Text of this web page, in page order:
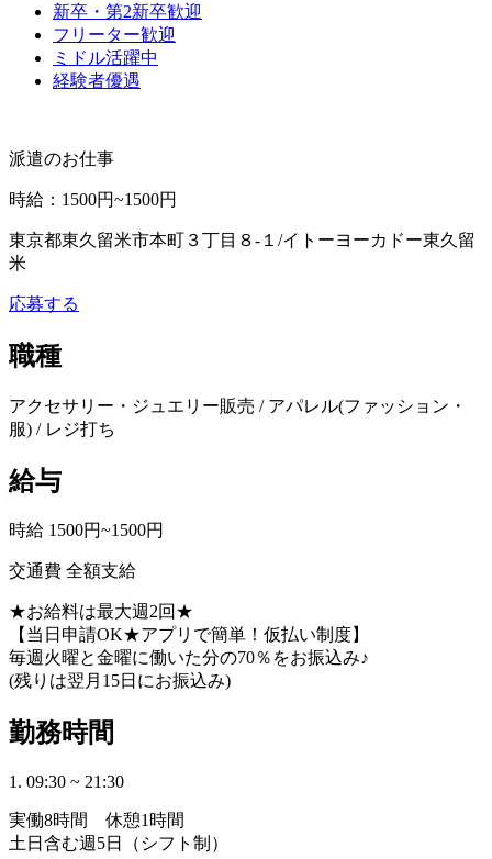
新卒・第2新卒歓迎
フリーター歓迎
ミドル活躍中
経験者優遇
派遣のお仕事
時給 ： 1500円~1500円
東京都東久留米市本町３丁目８‐１/イトーヨーカドー東久留
米
応募する
職種
アクセサリー・ジュエリー販売 / アパレル(ファッション・
服) / レジ打ち
給与
時給 1500円~1500円
交通費 全額支給
★お給料は最大週2回★
【当日申請OK★アプリで簡単！仮払い制度】
毎週火曜と金曜に働いた分の70％をお振込み♪
(残りは翌月15日にお振込み)
勤務時間
1. 09:30 ~ 21:30
実働8時間 休憩1時間
土日含む週5日（シフト制）